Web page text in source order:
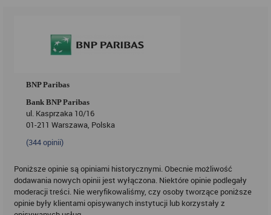
BNP Paribas
Bank BNP Paribas
ul. Kasprzaka 10/16
01-211 Warszawa, Polska
(344opinii)
Poniższe opinie są opiniami historycznymi. Obecnie możliwość
dodawania nowych opinii jest wyłączona. Niektóre opinie podlegały
moderacji treści. Nie weryfikowaliśmy, czy osoby tworzące poniższe
opinie były klientami opisywanych instytucji lub korzystały z